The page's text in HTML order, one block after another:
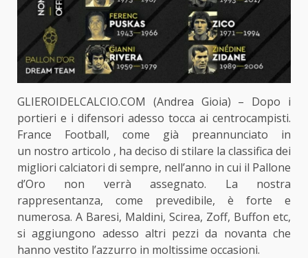
GLIEROIDELCALCIO.COM (Andrea Gioia) – Dopo i
portieri e i difensori adesso tocca ai centrocampisti.
France Football, come già preannunciato in
un nostro articolo , ha deciso di stilare la classifica dei
migliori calciatori di sempre, nell’anno in cui il Pallone
d’Oro non verrà assegnato. La nostra
rappresentanza, come prevedibile, è forte e
numerosa. A Baresi, Maldini, Scirea, Zoff, Buffon etc,
si aggiungono adesso altri pezzi da novanta che
hanno vestito l’azzurro in moltissime occasioni.